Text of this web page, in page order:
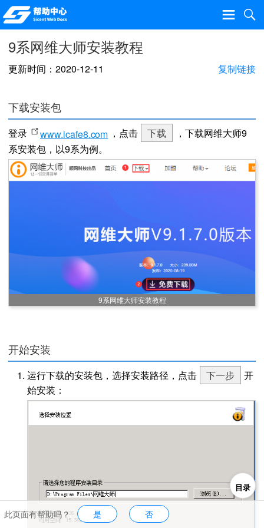
9系网维大师安装教程
更新时间：2020-12-11 复制链接
下载安装包
登录 www.icafe8.com ，点击 下载
，下载网维大师9
系安装包，以9系为例。
9系网维大师安装教程
开始安装
运行下载的安装包，选择安装路径，点击 下一步
开
始安装：
目录
此页面有帮助吗？ 是 否